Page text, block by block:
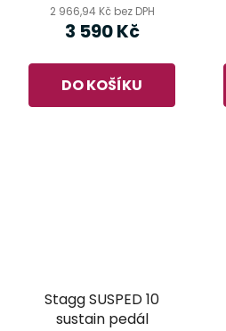
2 966,94 Kč bez DPH
3 590 Kč
DO KOŠÍKU
Stagg SUSPED 10
sustain pedál